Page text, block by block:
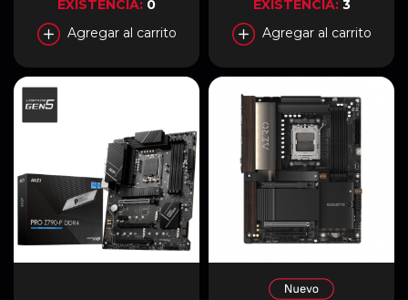
EXISTENCIA: 0
Agregar al carrito
EXISTENCIA: 3
Agregar al carrito